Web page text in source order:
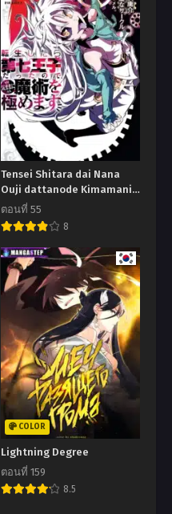
Tensei Shitara dai Nana
Ouji dattanode Kimamani
Majutsu o Kiwamemasu
ตอนที่ 55
8
COLOR
Lightning Degree
ตอนที่ 159
8.5